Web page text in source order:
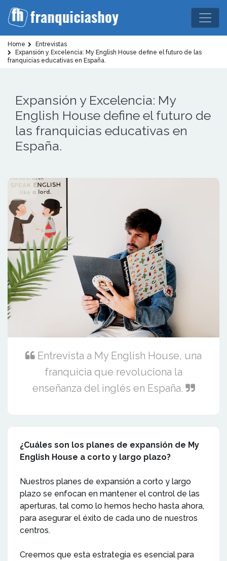
Home
Entrevistas
Expansión y Excelencia: My English House define el futuro de las
franquicias educativas en España.
Expansión y Excelencia: My
English House define el futuro de
las franquicias educativas en
España.
Entrevista a My English House, una
franquicia que revoluciona la
enseñanza del inglés en España.
¿Cuáles son los planes de expansión de My
English House a corto y largo plazo?
Nuestros planes de expansión a corto y largo
plazo se enfocan en mantener el control de las
aperturas, tal como lo hemos hecho hasta ahora,
para asegurar el éxito de cada uno de nuestros
centros.
Creemos que esta estrategia es esencial para